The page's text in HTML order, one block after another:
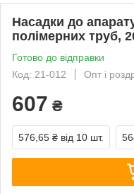
Насадки до
полімерних труб,
Готово до відправки
Код: 21-012
Опт і
607 ₴
576,65 ₴ від 10 шт.